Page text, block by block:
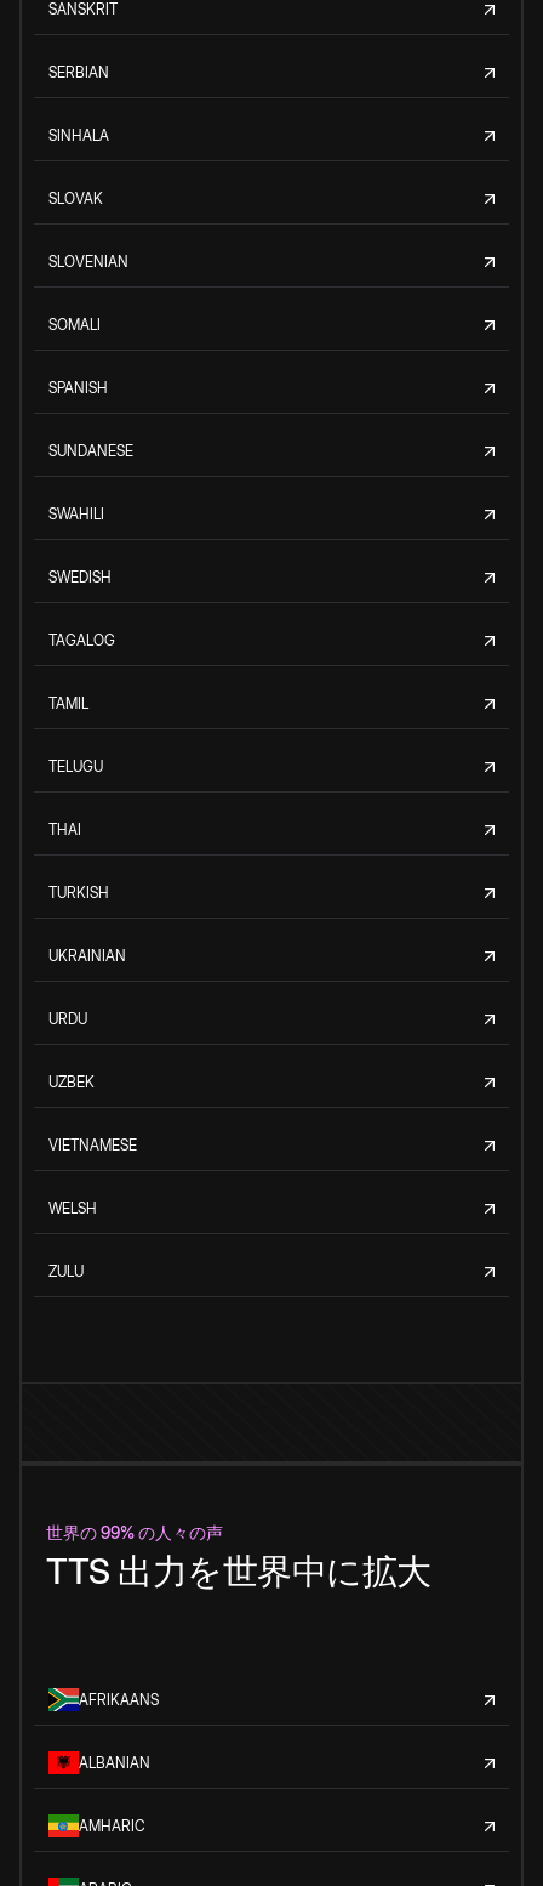
SANSKRIT
SERBIAN
SINHALA
SLOVAK
SLOVENIAN
SOMALI
SPANISH
SUNDANESE
SWAHILI
SWEDISH
TAGALOG
TAMIL
TELUGU
THAI
TURKISH
UKRAINIAN
URDU
UZBEK
VIETNAMESE
WELSH
ZULU
世界の 99% の人々の声
TTS 出力を世界中に拡大
AFRIKAANS
ALBANIAN
AMHARIC